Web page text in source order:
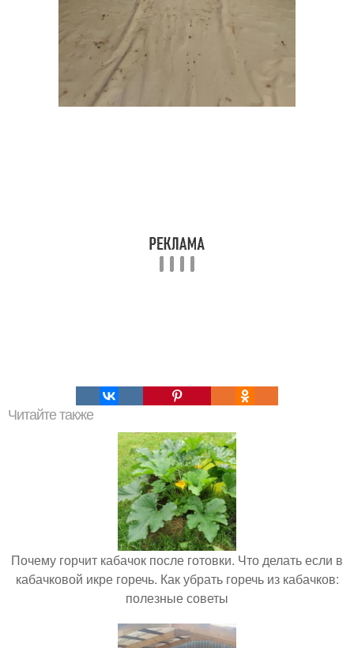
Читайте также
Почему горчит кабачок после готовки. Что делать если в
кабачковой икре горечь. Как убрать горечь из кабачков:
полезные советы